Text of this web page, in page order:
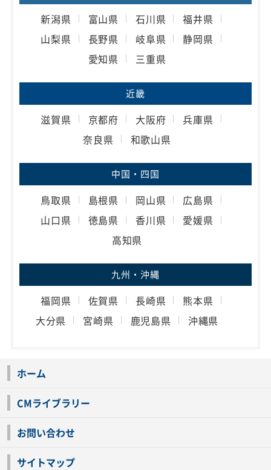
新潟県 富山県 石川県
福井県
山梨県
長野県 岐阜県
静岡県
愛知県
三重県
近畿
滋賀県 京都府 大阪府
兵庫県
奈良県
和歌山県
中国・四国
鳥取県 島根県 岡山県
広島県
山口県
徳島県 香川県
愛媛県
高知県
九州・沖縄
福岡県 佐賀県 長崎県
熊本県
大分県
宮崎県 鹿児島県 沖縄県
ホーム
CMライブラリー
お問い合わせ
サイトマップ